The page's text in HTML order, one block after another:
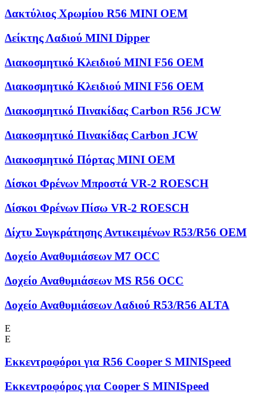
Δακτύλιος Χρωμίου R56 MINI OEM
Δείκτης Λαδιού MINI Dipper
Διακοσμητικό Κλειδιού MINI F56 OEM
Διακοσμητικό Κλειδιού MINI F56 OEM
Διακοσμητικό Πινακίδας Carbon R56 JCW
Διακοσμητικό Πινακίδας Carbon JCW
Διακοσμητικό Πόρτας MINI OEM
Δίσκοι Φρένων Μπροστά VR-2 ROESCH
Δίσκοι Φρένων Πίσω VR-2 ROESCH
Δίχτυ Συγκράτησης Αντικειμένων R53/R56 OEM
Δοχείο Αναθυμιάσεων M7 OCC
Δοχείο Αναθυμιάσεων MS R56 OCC
Δοχείο Αναθυμιάσεων Λαδιού R53/R56 ALTA
Ε
Ε
Εκκεντροφόροι για R56 Cooper S MINISpeed
Εκκεντροφόρος για Cooper S MINISpeed